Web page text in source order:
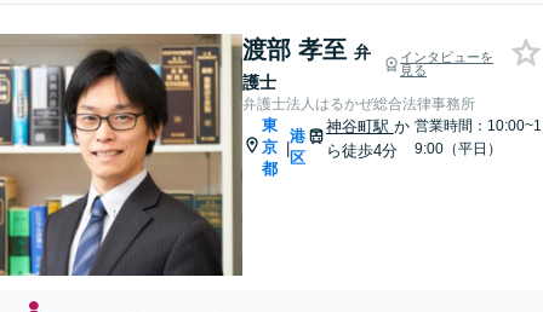
渡部 孝至 弁
護士
インタビューを
見る
弁護士法人はるかぜ総合法律事務所
東
京
都
|
港
区
神谷町駅 か
ら徒歩4分
営業時間：10:00~1
9:00（平日）